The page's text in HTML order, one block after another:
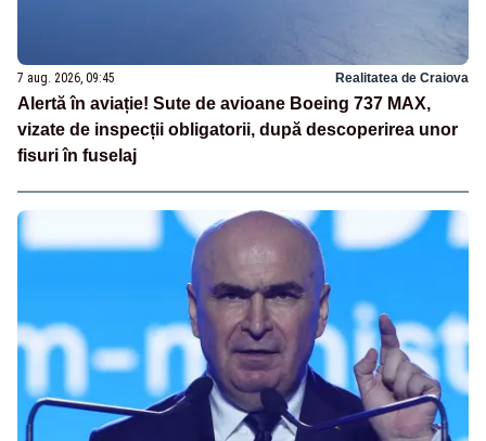
7 aug. 2026, 09:45 Realitatea de Craiova
Alertă în aviație! Sute de avioane Boeing 737 MAX,
vizate de inspecții obligatorii, după descoperirea unor
fisuri în fuselaj